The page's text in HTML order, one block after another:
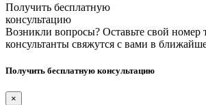
Получить бесплатную
консультацию
Возникли вопросы? Оставьте свой номер
консультанты свяжутся с вами в
Получить бесплатную консультацию
×